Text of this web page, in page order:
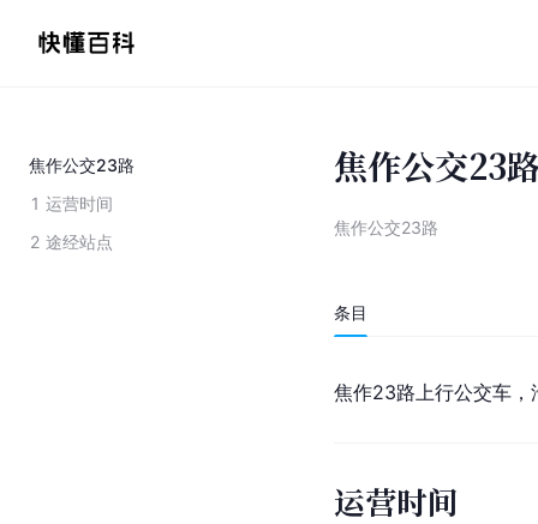
焦作公交23路
1 运营时间
2 途经站点
焦作公交23
焦作公交23路
条目
焦作23路上行公交车，
运营时间